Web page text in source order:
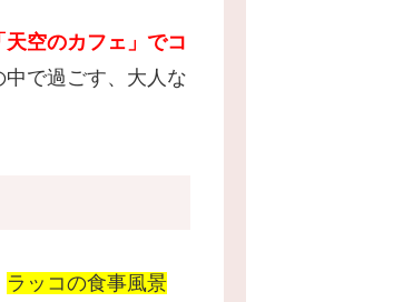
天空のカフェ」でコ
で過ごす、大人な
ラッコの食事風景